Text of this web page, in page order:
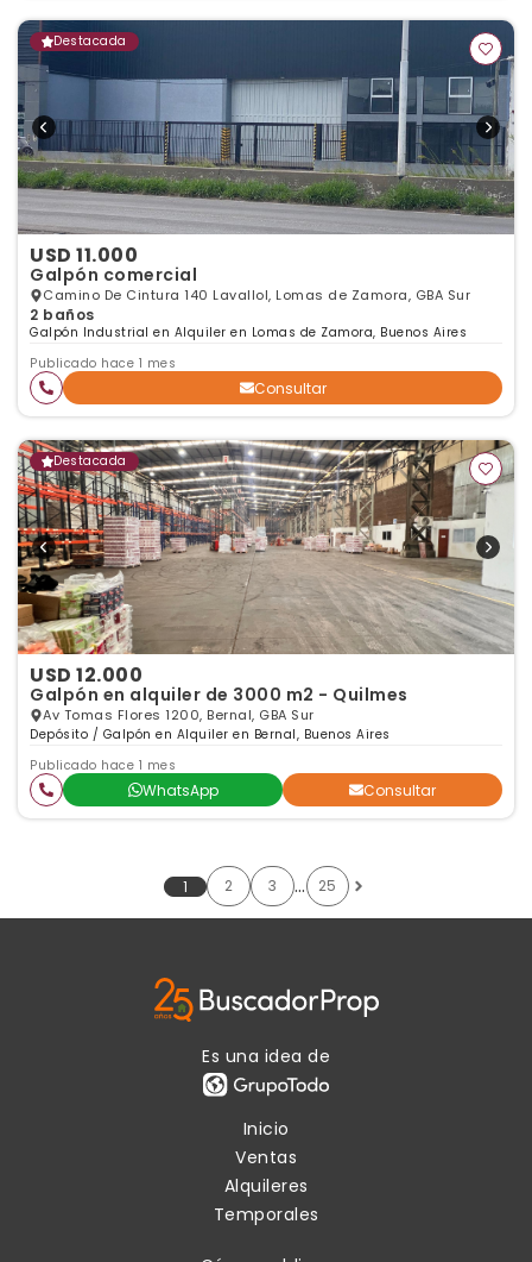
Destacada
USD 11.000
Galpón comercial
Camino De Cintura 140 Lavallol, Lomas de Zamora, GBA Sur
2 baños
Galpón Industrial en Alquiler en Lomas de Zamora, Buenos Aires
Publicado hace 1 mes
Consultar
Destacada
USD 12.000
Galpón en alquiler de 3000 m2 - Quilmes
Av Tomas Flores 1200, Bernal, GBA Sur
Depósito / Galpón en Alquiler en Bernal, Buenos Aires
Publicado hace 1 mes
WhatsApp Consultar
1 2 3 … 25
Es una idea de
Inicio
Ventas
Alquileres
Temporales